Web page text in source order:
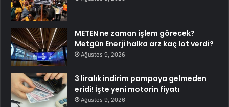
METEN ne zaman işlem görecek?
Metgün Enerji halka arz kaç lot verdi?
Ağustos 9, 2026
3 liralık indirim pompaya gelmeden
eridi! İşte yeni motorin fiyatı
Ağustos 9, 2026